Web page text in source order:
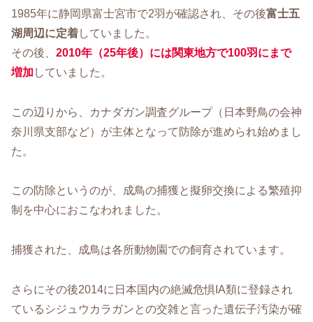
1985年に静岡県富士宮市で2羽が確認され、その後富士五
湖周辺に定着していました。
その後、 2010年（25年後）には関東地方で100羽にまで
増加 していました。
この辺りから、カナダガン調査グループ（日本野鳥の会神
奈川県支部など）が主体となって防除が進められ始めまし
た。
この防除というのが、成鳥の捕獲と擬卵交換による繁殖抑
制を中心におこなわれました。
捕獲された、成鳥は各所動物園での飼育されています。
さらにその後2014に日本国内の絶滅危惧IA類に登録され
ているシジュウカラガンとの交雑と言った遺伝子汚染が確